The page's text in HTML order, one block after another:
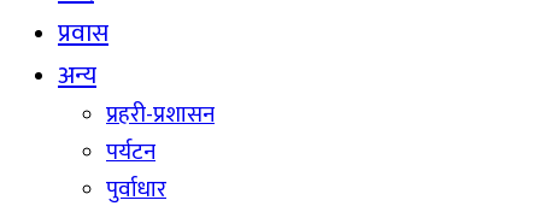
प्रवास
अन्य
प्रहरी-प्रशासन
पर्यटन
पुर्वाधार